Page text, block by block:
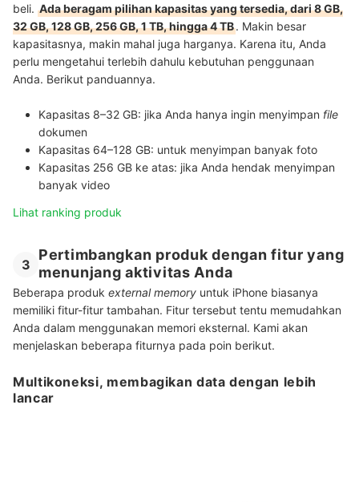
beli. Ada beragam pilihan kapasitas yang tersedia, dari 8 GB,
32 GB, 128 GB, 256 GB, 1 TB, hingga 4 TB. Makin besar
kapasitasnya, makin mahal juga harganya. Karena itu, Anda
perlu mengetahui terlebih dahulu kebutuhan penggunaan
Anda. Berikut panduannya.
Kapasitas 8–32 GB: jika Anda hanya ingin menyimpan file
dokumen
Kapasitas 64–128 GB: untuk menyimpan banyak foto
Kapasitas 256 GB ke atas: jika Anda hendak menyimpan
banyak video
Lihat ranking produk
3
Pertimbangkan produk dengan fitur yang
menunjang aktivitas Anda
Beberapa produk external memory untuk iPhone biasanya
memiliki fitur-fitur tambahan. Fitur tersebut tentu memudahkan
Anda dalam menggunakan memori eksternal. Kami akan
menjelaskan beberapa fiturnya pada poin berikut.
Multikoneksi, membagikan data dengan lebih
lancar